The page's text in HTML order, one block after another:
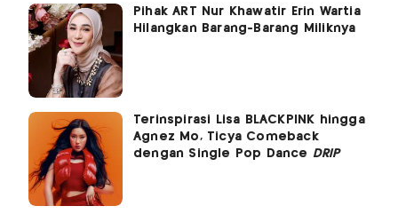
Pihak ART Nur Khawatir Erin Wartia
Hilangkan Barang-Barang Miliknya
Terinspirasi Lisa BLACKPINK hingga
Agnez Mo, Ticya Comeback
dengan Single Pop Dance DRIP